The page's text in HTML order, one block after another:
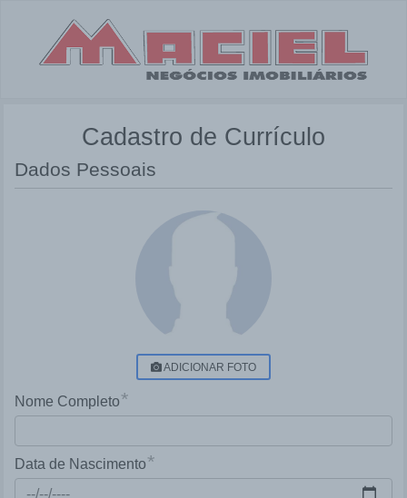
Cadastro de Currículo
Dados Pessoais
ADICIONAR FOTO
Nome Completo*
Data de Nascimento*